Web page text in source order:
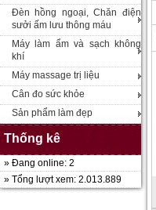
Đèn hồng ngoại, Chăn điện
sưởi ấm lưu thông máu
Máy làm ẩm và sạch không
khí
Máy massage trị liệu
Cân đo sức khỏe
Sản phẩm làm đẹp
Thống kê
» Đang online: 2
» Tổng lượt xem: 2.013.889